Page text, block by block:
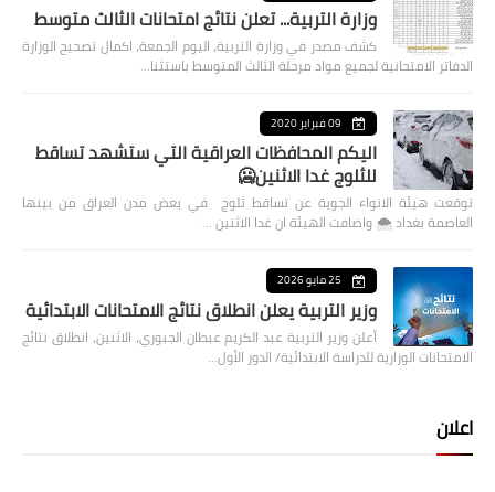
وزارة التربية... تعلن نتائج امتحانات الثالث متوسط
كشف مصدر في وزارة التربية، اليوم الجمعة، اكمال تصحيح الوزارة
الدفاتر الامتحانية لجميع مواد مرحلة الثالث المتوسط باستثنا…
09 فبراير 2020
اليكم المحافظات العراقية التي ستشهد تساقط
للثلوج غدا الاثنين🥶
توقعت هيئة الانواء الجوية عن تساقط ثلوج في بعض مدن العراق من بينها
العاصمة بغداد ⁦🌨️⁩ واضافت الهيئة ان غدا الاثنين …
25 مايو 2026
وزير التربية يعلن انطلاق نتائج الامتحانات الابتدائية
أعلن وزير التربية عبد الكريم عبطان الجبوري، الاثنين، انطلاق نتائج
الامتحانات الوزارية للدراسة الابتدائية/ الدور الأول…
اعلان